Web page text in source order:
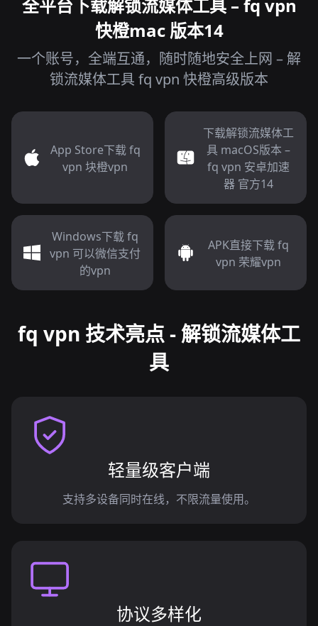
全平台下载解锁流媒体工具 – fq vpn
快橙mac 版本14
一个账号，全端互通，随时随地安全上网 – 解
锁流媒体工具 fq vpn 快橙高级版本
App Store下载 fq
vpn 块橙vpn
下载解锁流媒体工
具 macOS版本 –
fq vpn 安卓加速
器 官方14
Windows下载 fq
vpn 可以微信支付
的vpn
APK直接下载 fq
vpn 荣耀vpn
fq vpn 技术亮点 - 解锁流媒体工
具
轻量级客户端
支持多设备同时在线，不限流量使用。
协议多样化